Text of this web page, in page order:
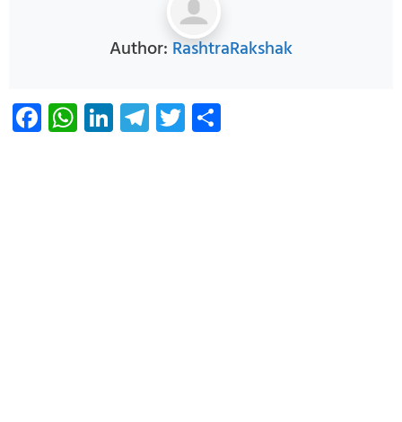
Author: RashtraRakshak
Facebook
WhatsApp
LinkedIn
Telegram
Twitter